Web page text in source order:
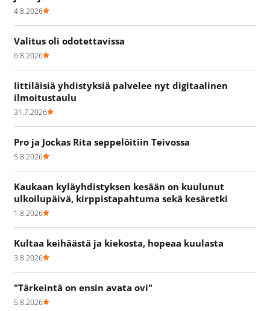
4.8.2026
Valitus oli odotettavissa
6.8.2026
Iittiläisiä yhdistyksiä palvelee nyt digitaalinen
ilmoitustaulu
31.7.2026
Pro ja Jockas Rita seppelöitiin Teivossa
5.8.2026
Kaukaan kyläyhdistyksen kesään on kuulunut
ulkoilupäivä, kirppistapahtuma sekä kesäretki
1.8.2026
Kultaa keihäästä ja kiekosta, hopeaa kuulasta
3.8.2026
"Tärkeintä on ensin avata ovi"
5.8.2026